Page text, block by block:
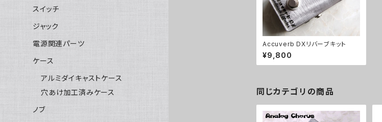
Accuverb DXリバーブキット
¥9,800
同じカテゴリの商品
スイッチ
ジャック
電源関連パーツ
ケース
アルミダイキャストケース
穴あけ加工済みケース
ノブ